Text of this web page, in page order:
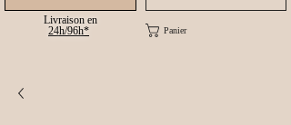
Livraison en
24h/96h* Panier